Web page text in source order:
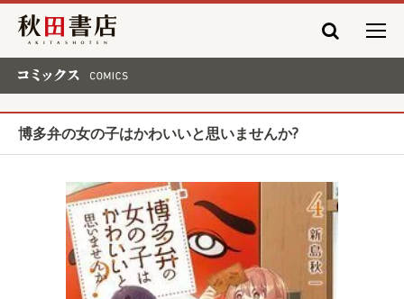
秋田書店
博多弁の女の子はかわいいと思いませんか?